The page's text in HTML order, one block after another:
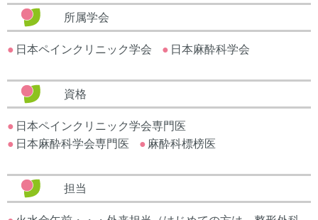
所属学会
日本ペインクリニック学会 日本麻酔科学会
資格
日本ペインクリニック学会専門医
日本麻酔科学会専門医
麻酔科標榜医
担当